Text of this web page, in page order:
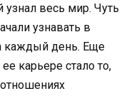
узнал весь мир. Чуть
узнавать в
каждый день. Еще
карьере стало то,